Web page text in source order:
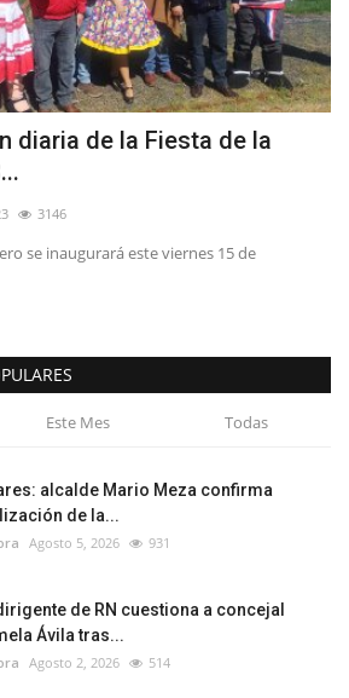
diaria de la Fiesta de la
3146
se inaugurará este viernes 15 de
Este Mes Todas
alcalde Mario Meza confirma
de la...
Agosto 5, 2026 931
de RN cuestiona a concejal
Ávila tras...
Agosto 2, 2026 514